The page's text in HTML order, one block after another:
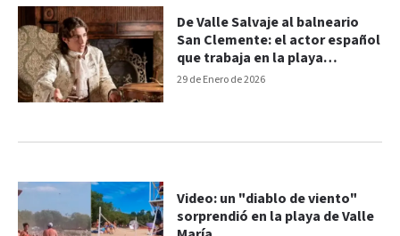
29 de Enero de 2026
De Valle Salvaje al balneario
San Clemente: el actor español
que trabaja en la playa
argentina
Video: un "diablo de viento"
sorprendió en la playa de Valle